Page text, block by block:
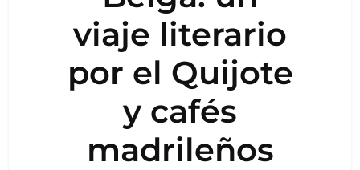
viaje literario
por el Quijote
y cafés
madrileños